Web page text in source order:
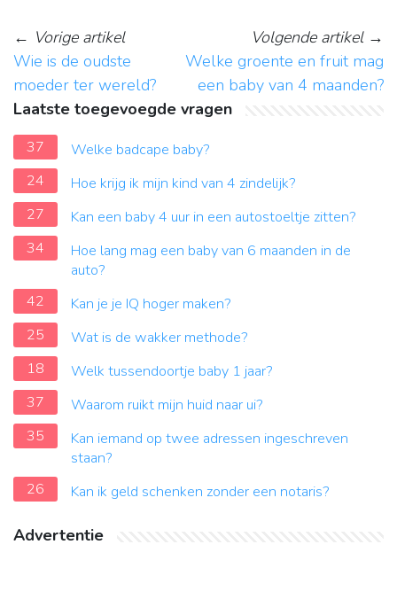
← Vorige artikel
Wie is de oudste
moeder ter wereld?
Volgende artikel→
Welke groente en fruit mag
een baby van 4 maanden?
Laatste toegevoegde vragen
37
Welke badcape baby?
24
Hoe krijg ik mijn kind van 4 zindelijk?
27
Kan een baby 4 uur in een autostoeltje zitten?
34
Hoe lang mag een baby van 6 maanden in de
auto?
42
Kan je je IQ hoger maken?
25
Wat is de wakker methode?
18
Welk tussendoortje baby 1 jaar?
37
Waarom ruikt mijn huid naar ui?
35
Kan iemand op twee adressen ingeschreven
staan?
26
Kan ik geld schenken zonder een notaris?
Advertentie